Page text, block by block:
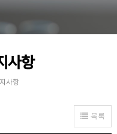
사항
사항
목록